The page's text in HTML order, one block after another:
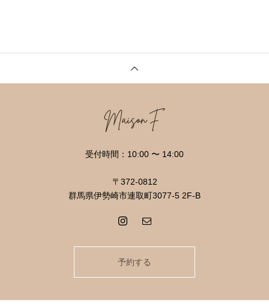
受付時間：10:00 〜 14:00
〒372-0812
群馬県伊勢崎市連取町3077-5 2F-B
予約する